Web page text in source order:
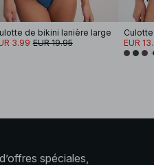
de bikini lanière large
3.99 EUR 19.95
EUR
spéciales,